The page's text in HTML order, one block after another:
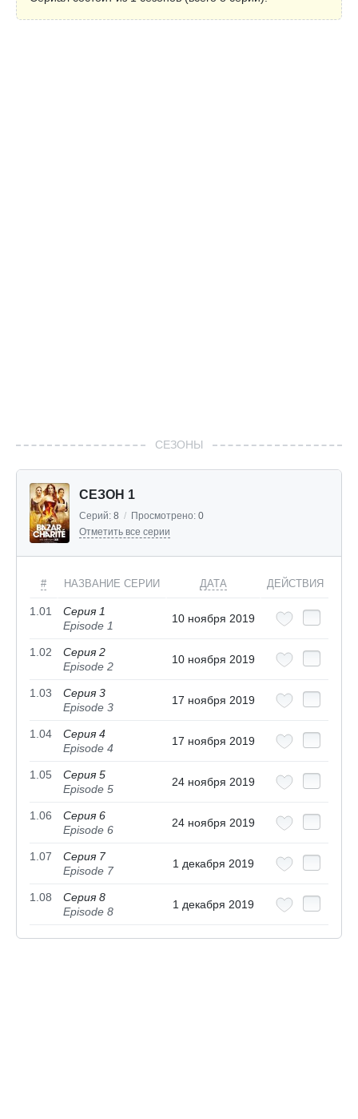
СЕЗОНЫ
СЕЗОН 1
Серий: 8 / Просмотрено: 0
Отметить все серии
# НАЗВАНИЕ СЕРИИ ДАТА ДЕЙСТВИЯ
1.01
Серия 1
Episode 1
10 ноября 2019
1.02
Серия 2
Episode 2
10 ноября 2019
1.03
Серия 3
Episode 3
17 ноября 2019
1.04
Серия 4
Episode 4
17 ноября 2019
1.05
Серия 5
Episode 5
24 ноября 2019
1.06
Серия 6
Episode 6
24 ноября 2019
1.07
Серия 7
Episode 7
1 декабря 2019
1.08
Серия 8
Episode 8
1 декабря 2019